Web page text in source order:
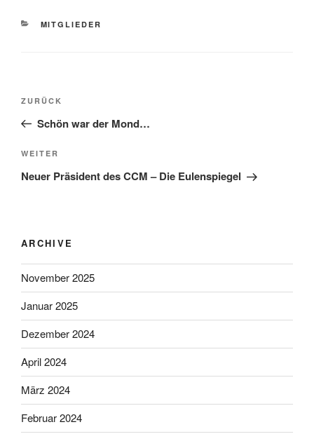
KATEGORIEN
MITGLIEDER
Beitragsnavigation
Vorheriger
Beitrag
ZURÜCK
Schön war der Mond…
Nächster
Beitrag
WEITER
Neuer Präsident des CCM – Die Eulenspiegel
ARCHIVE
November 2025
Januar 2025
Dezember 2024
April 2024
März 2024
Februar 2024